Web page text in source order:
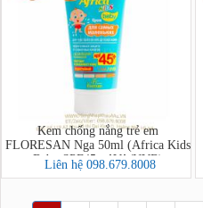
Kem chống nắng trẻ em
FLORESAN Nga 50ml (Africa Kids
Baby SPF45+ AVA/UVB)
Liên hệ 098.679.8008